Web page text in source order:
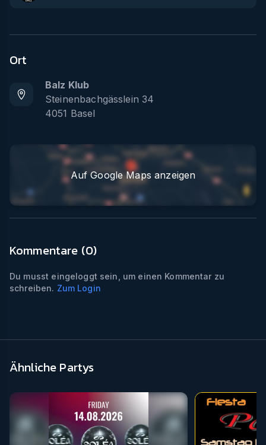
Ort
Balz Klub
Steinenbachgässlein 34
4051 Basel
Auf Google Maps anzeigen
Kommentare (0)
Du musst eingeloggt sein, um einen Kommentar zu
schreiben. Zum Login
Ähnliche Partys